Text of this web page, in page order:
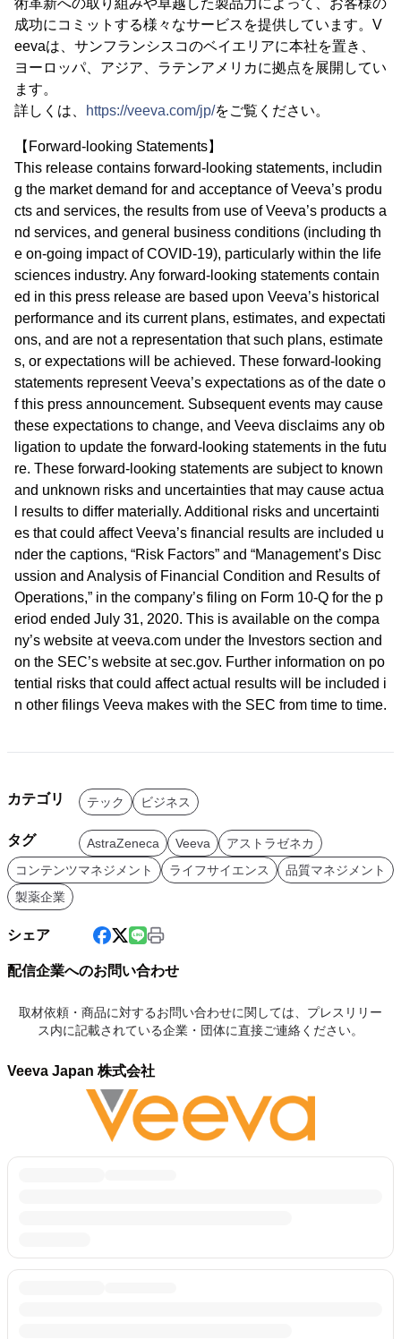
術革新への取り組みや卓越した製品力によって、お客様の
成功にコミットする様々なサービスを提供しています。V
eevaは、サンフランシスコのベイエリアに本社を置き、
ヨーロッパ、アジア、ラテンアメリカに拠点を展開してい
ます。
詳しくは、
https://veeva.com/jp/をご覧ください。
【Forward-looking Statements】
This release contains forward-looking statements, includin
g the market demand for and acceptance of Veeva’s produ
cts and services, the results from use of Veeva’s products a
nd services, and general business conditions (including th
e on-going impact of COVID-19), particularly within the life
sciences industry. Any forward-looking statements contain
ed in this press release are based upon Veeva’s historical
performance and its current plans, estimates, and expectati
ons, and are not a representation that such plans, estimate
s, or expectations will be achieved. These forward-looking
statements represent Veeva’s expectations as of the date o
f this press announcement. Subsequent events may cause
these expectations to change, and Veeva disclaims any ob
ligation to update the forward-looking statements in the futu
re. These forward-looking statements are subject to known
and unknown risks and uncertainties that may cause actua
l results to differ materially. Additional risks and uncertainti
es that could affect Veeva’s financial results are included u
nder the captions, “Risk Factors” and “Management’s Disc
ussion and Analysis of Financial Condition and Results of
Operations,” in the company’s filing on Form 10-Q for the p
eriod ended July 31, 2020. This is available on the compa
ny’s website at veeva.com under the Investors section and
on the SEC’s website at sec.gov. Further information on po
tential risks that could affect actual results will be included i
n other filings Veeva makes with the SEC from time to time.
カテゴリ テック ビジネス
タグ AstraZeneca Veeva
アストラゼネカ
コンテンツマネジメント
ライフサイエンス
品質マネジメント
製薬企業
シェア
配信企業へのお問い合わせ
取材依頼・商品に対するお問い合わせに関しては、プレスリリー
ス内に記載されている企業・団体に直接ご連絡ください。
Veeva Japan 株式会社